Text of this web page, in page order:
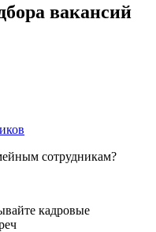
вакансий
сотрудникам?
кадровые